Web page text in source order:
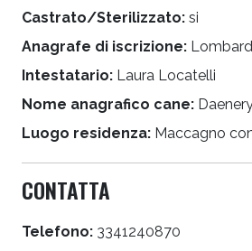
Castrato/Sterilizzato: si
Anagrafe di iscrizione:
Intestatario: Laura Locatelli
Nome anagrafico cane:
Luogo residenza: Maccagno
CONTATTA
Telefono: 3341240870